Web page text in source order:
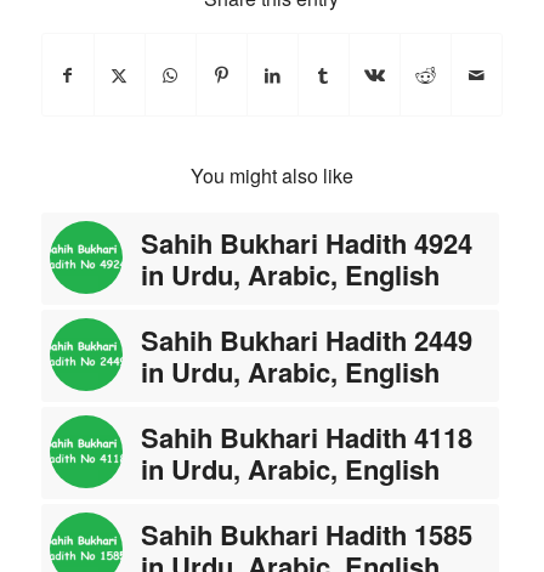
You might also like
Sahih Bukhari Hadith 4924
in Urdu, Arabic, English
Sahih Bukhari Hadith 2449
in Urdu, Arabic, English
Sahih Bukhari Hadith 4118
in Urdu, Arabic, English
Sahih Bukhari Hadith 1585